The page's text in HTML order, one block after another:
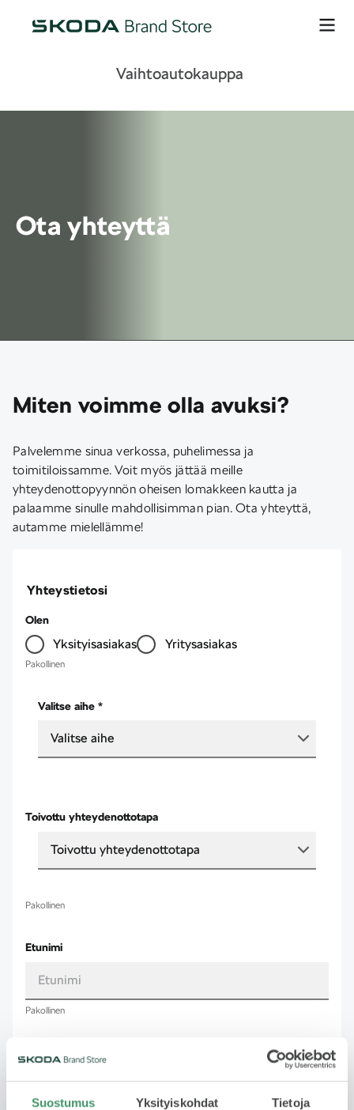
Suostumus Yksityiskohdat Tietoja
Vaihtoautokauppa
Ota yhteyttä
Miten voimme olla avuksi?
Palvelemme sinua verkossa, puhelimessa ja
toimitiloissamme. Voit myös jättää meille
yhteydenottopyynnön oheisen lomakkeen kautta ja
palaamme sinulle mahdollisimman pian. Ota yhteyttä,
autamme mielellämme!
Yhteystietosi
Olen
Yksityisasiakas Yritysasiakas
Pakollinen
Valitse aihe *
Valitse aihe
Toivottu yhteydenottotapa
Toivottu yhteydenottotapa
Pakollinen
Etunimi
Pakollinen